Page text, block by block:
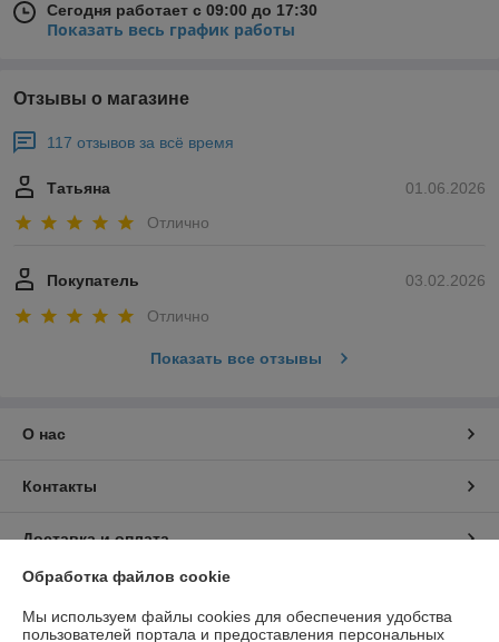
Сегодня работает с 09:00 до 17:30
Показать весь график работы
Отзывы о магазине
117 отзывов за всё время
01.06.2026
Татьяна
Отлично
03.02.2026
Покупатель
Отлично
Показать все отзывы
О нас
Контакты
Доставка и оплата
График работы
Обработка файлов cookie
Мы используем файлы cookies для обеспечения удобства
пользователей портала и предоставления персональных